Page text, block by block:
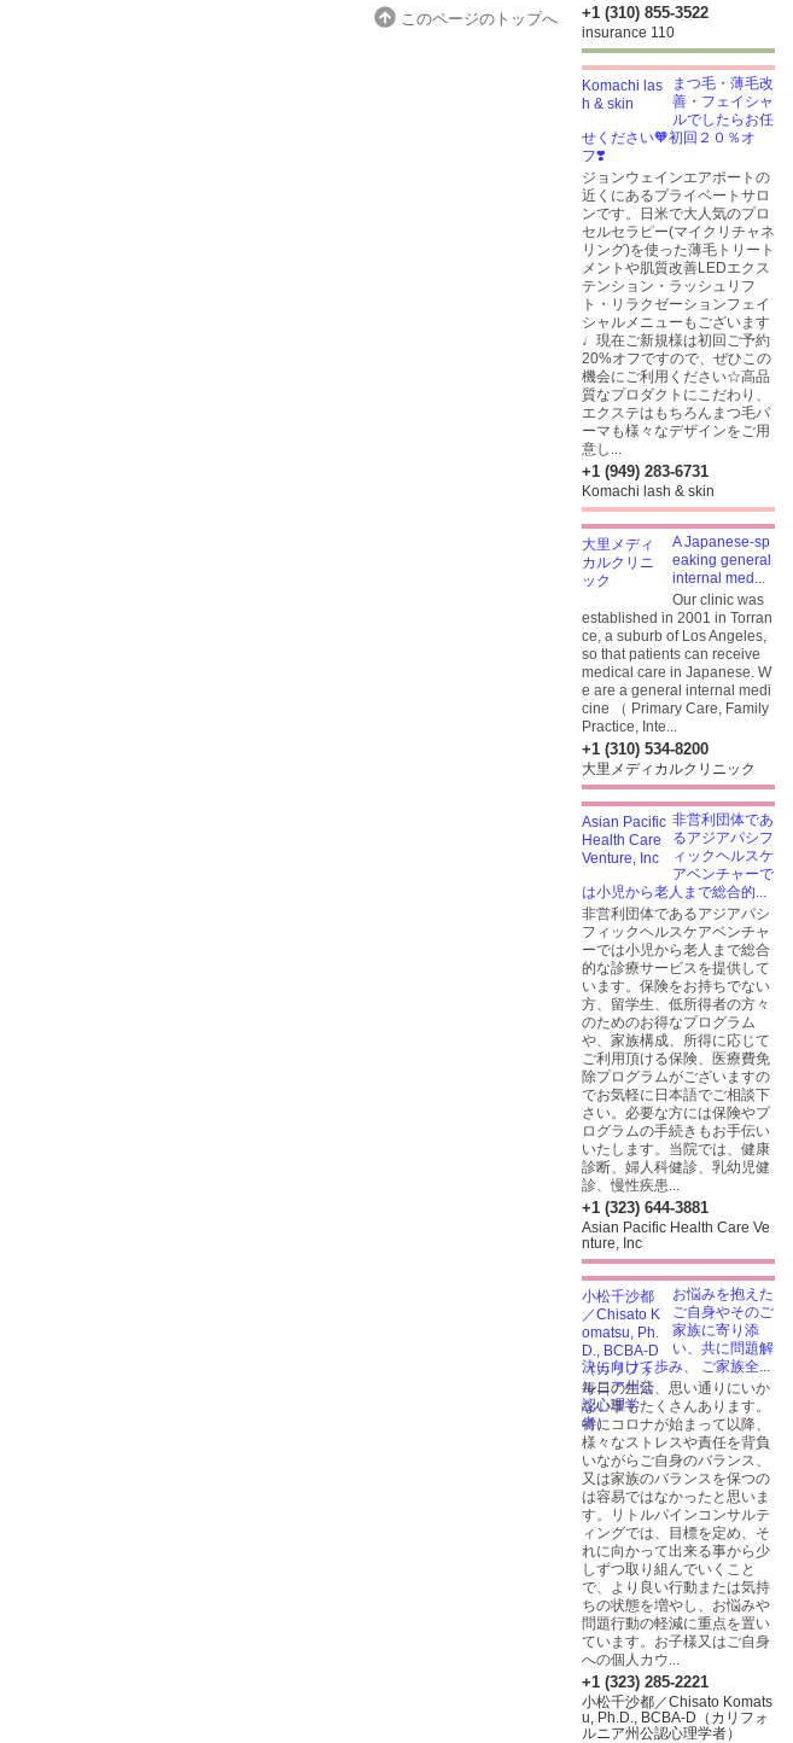
このページのトップへ +1 (310) 855-3522
insurance 110
まつ毛・薄毛改
善・フェイシャ
ルでしたらお任
せください🧡初回２０％オ
フ❣️
ジョンウェインエアポートの
近くにあるプライベートサロ
ンです。日米で大人気のプロ
セルセラピー(マイクリチャネ
リング)を使った薄毛トリート
メントや肌質改善LEDエクス
テンション・ラッシュリフ
ト・リラクゼーションフェイ
シャルメニューもございます
♩現在ご新規様は初回ご予約
20%オフですので、ぜひこの
機会にご利用ください☆高品
質なプロダクトにこだわり、
エクステはもちろんまつ毛パ
ーマも様々なデザインをご用
意し...
+1 (949) 283-6731
Komachi lash & skin
A Japanese-sp
eaking general
internal med...
Our clinic was
established in 2001 in Torran
ce, a suburb of Los Angeles,
so that patients can receive
medical care in Japanese. W
e are a general internal medi
cine （ Primary Care, Family
Practice, Inte...
+1 (310) 534-8200
大里メディカルクリニック
非営利団体であ
るアジアパシフ
ィックヘルスケ
アベンチャーで
は小児から老人まで総合的...
非営利団体であるアジアパシ
フィックヘルスケアベンチャ
ーでは小児から老人まで総合
的な診療サービスを提供して
います。保険をお持ちでない
方、留学生、低所得者の方々
のためのお得なプログラム
や、家族構成、所得に応じて
ご利用頂ける保険、医療費免
除プログラムがございますの
でお気軽に日本語でご相談下
さい。必要な方には保険やプ
ログラムの手続きもお手伝い
いたします。当院では、健康
診断、婦人科健診、乳幼児健
診、慢性疾患...
+1 (323) 644-3881
Asian Pacific Health Care Ve
nture, Inc
お悩みを抱えた
ご自身やそのご
家族に寄り添
い、共に問題解
決に向けて歩み、 ご家族全...
毎日の生活、思い通りにいか
ない事もたくさんあります。
特にコロナが始まって以降、
様々なストレスや責任を背負
いながらご自身のバランス、
又は家族のバランスを保つの
は容易ではなかったと思いま
す。リトルパインコンサルテ
ィングでは、目標を定め、そ
れに向かって出来る事から少
しずつ取り組んでいくこと
で、より良い行動または気持
ちの状態を増やし、お悩みや
問題行動の軽減に重点を置い
ています。お子様又はご自身
への個人カウ...
+1 (323) 285-2221
小松千沙都／Chisato Komats
u, Ph.D., BCBA-D（カリフォ
ルニア州公認心理学者）